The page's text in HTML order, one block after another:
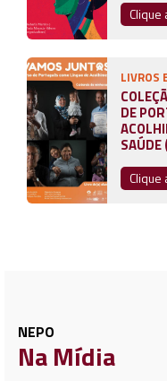
Clique
LIVROS
DE
SAÚDE
Clique
NEPO
Na Mídia